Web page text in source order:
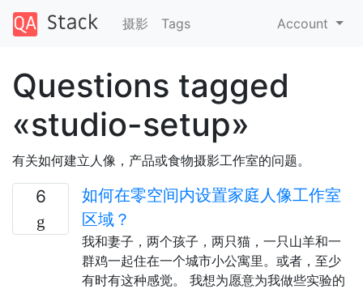
摄影 Tags Account
Questions tagged
«studio-setup»
有关如何建立人像，产品或食物摄影工作室的问题。
6
如何在零空间内设置家庭人像工作室
区域？
我和妻子，两个孩子，两只猫，一只山羊和一
群鸡一起住在一个城市小公寓里。或者，至少
有时有这种感觉。 我想为愿意为我做些实验的